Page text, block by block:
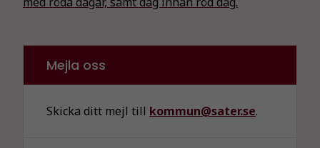
Mejla oss
Skicka ditt mejl till kommun@sater.se.